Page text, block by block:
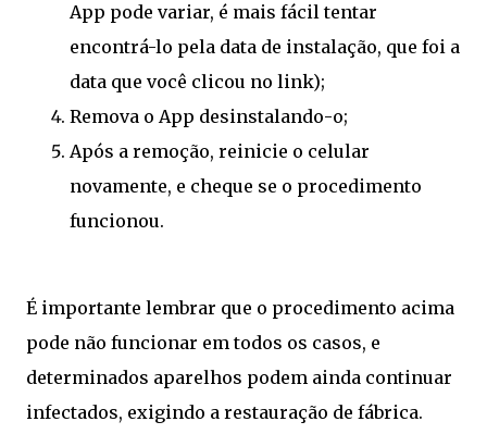
App pode variar, é mais fácil tentar
encontrá-lo pela data de instalação, que foi a
data que você clicou no link);
Remova o App desinstalando-o;
Após a remoção, reinicie o celular
novamente, e cheque se o procedimento
funcionou.
É importante lembrar que o procedimento acima
pode não funcionar em todos os casos, e
determinados aparelhos podem ainda continuar
infectados, exigindo a restauração de fábrica.